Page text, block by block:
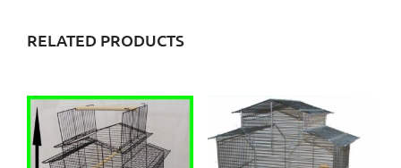
RELATED PRODUCTS